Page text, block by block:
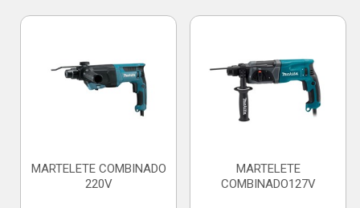
MARTELETE COMBINADO
220V
MARTELETE
COMBINADO127V